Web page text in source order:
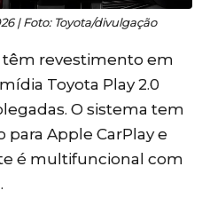
| Foto: Toyota/divulgação
têm revestimento em
Toyota Play 2.0
O sistema tem
Apple CarPlay e
é multifuncional com